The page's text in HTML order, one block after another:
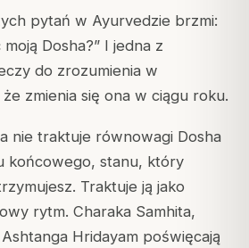
pytań w Ayurvedzie brzmi:
Dosha?” I jedna z
do zrozumienia w
zmienia się ona w ciągu roku.
nie traktuje równowagi Dosha
końcowego, stanu, który
Traktuje ją jako
rytm. Charaka Samhita,
Hridayam poświęcają